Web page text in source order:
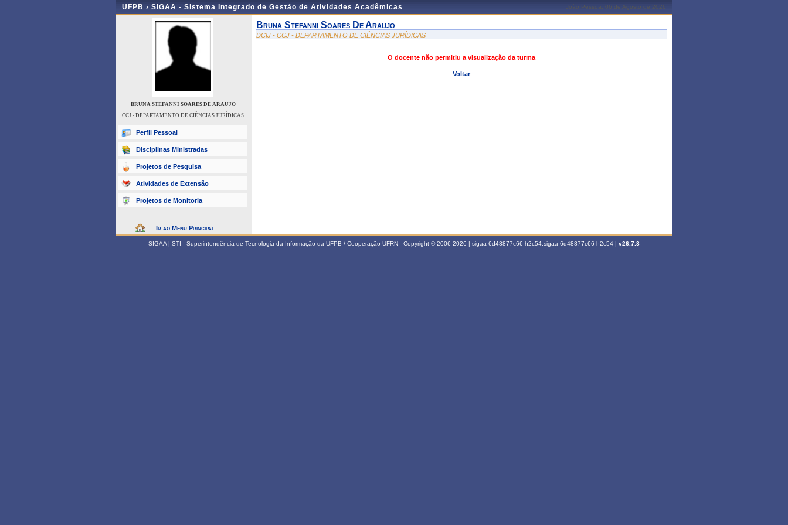
UFPB › SIGAA - Sistema Integrado de Gestão de Atividades Acadêmicas João Pessoa, 06 de Agosto de 2026
BRUNA STEFANNI SOARES DE ARAUJO
CCJ - DEPARTAMENTO DE CIÊNCIAS JURÍDICAS
Perfil Pessoal
Disciplinas Ministradas
Projetos de Pesquisa
Atividades de Extensão
Projetos de Monitoria
Ir ao Menu Principal
Bruna Stefanni Soares De Araujo
DCIJ - CCJ - DEPARTAMENTO DE CIÊNCIAS JURÍDICAS
O docente não permitiu a visualização da turma
Voltar
SIGAA | STI - Superintendência de Tecnologia da Informação da UFPB / Cooperação UFRN - Copyright © 2006-2026 | sigaa-6d48877c66-h2c54.sigaa-6d48877c66-h2c54 | v26.7.8